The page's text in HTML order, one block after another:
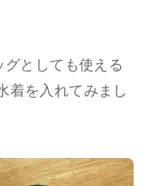
としても使える
着を入れてみまし